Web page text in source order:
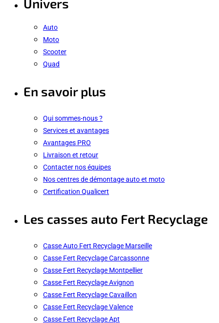
Auto
Moto
Scooter
Quad
En savoir plus
Qui sommes-nous ?
Services et avantages
Avantages PRO
Livraison et retour
Contacter nos équipes
Nos centres de démontage auto et moto
Certification Qualicert
Les casses auto Fert Recyclage
Casse Auto Fert Recyclage Marseille
Casse Fert Recyclage Carcassonne
Casse Fert Recyclage Montpellier
Casse Fert Recyclage Avignon
Casse Fert Recyclage Cavaillon
Casse Fert Recyclage Valence
Casse Fert Recyclage Apt